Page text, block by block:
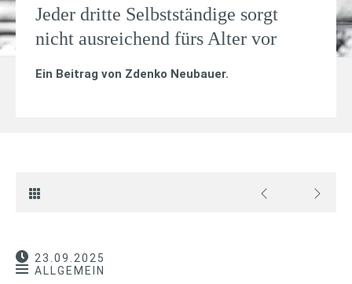
Jeder dritte Selbstständige sorgt
nicht ausreichend fürs Alter vor
Ein Beitrag von Zdenko Neubauer.
23.09.2025
ALLGEMEIN